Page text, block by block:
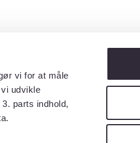
vi for at måle
udvikle
parts indhold,